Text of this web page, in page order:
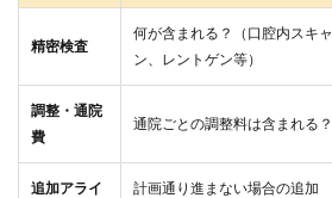
精密検査
何が含まれる？（口腔内スキャ
ン、レントゲン等）
調整・通院
費
通院ごとの調整料は含まれる？
追加アライ
計画通り進まない場合の追加